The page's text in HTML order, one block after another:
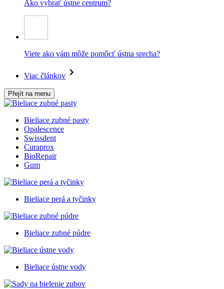
Ako vybrať ústne centrum?
Viete ako vám môže pomôcť ústna sprcha?
Viac článkov
Přejít na menu
Bieliace zubné pasty
Opalescence
Swissdent
Curaprox
BioRepair
Gum
Bieliace perá a tyčinky
Bieliace zubné púdre
Bieliace ústne vody